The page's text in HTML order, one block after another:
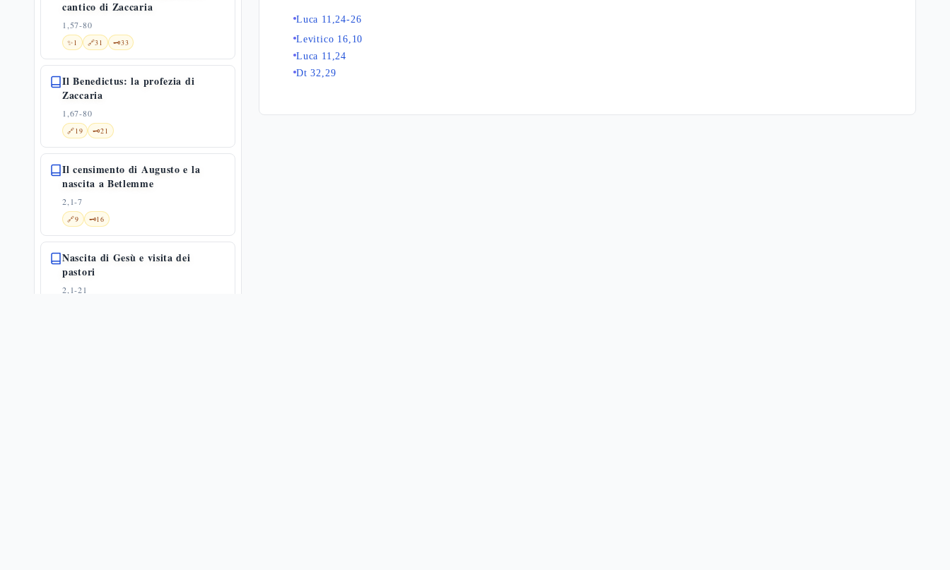
cantico di Zaccaria
1,57-80
✨1 🔗31 🗝️33
Il Benedictus: la profezia di
Zaccaria
1,67-80
🔗19 🗝️21
Il censimento di Augusto e la
nascita a Betlemme
2,1-7
🔗9 🗝️16
Nascita di Gesù e visita dei
pastori
2,1-21
Luca 11,24-26
Levitico 16,10
Luca 11,24
Dt 32,29